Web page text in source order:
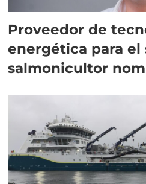
Proveedor de
energética para el
salmonicultor